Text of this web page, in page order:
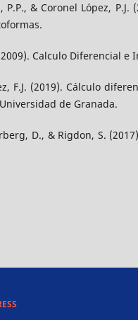
P.P., & Coronel López,
Calculo Diferencial e
F.J. (2019). Cálculo
de Granada.
D., & Rigdon, S.